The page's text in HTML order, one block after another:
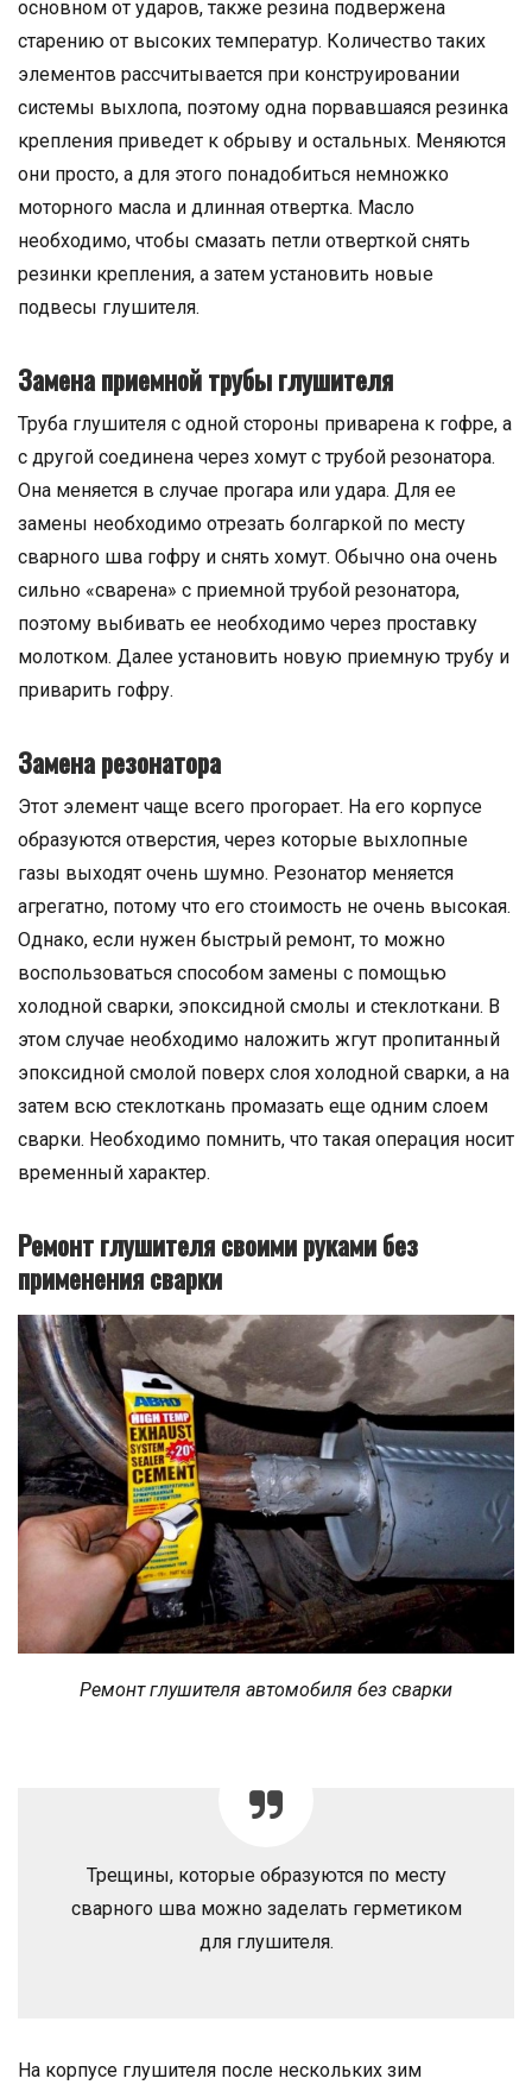
основном от ударов, также резина подвержена
старению от высоких температур. Количество таких
элементов рассчитывается при конструировании
системы выхлопа, поэтому одна порвавшаяся резинка
крепления приведет к обрыву и остальных. Меняются
они просто, а для этого понадобиться немножко
моторного масла и длинная отвертка. Масло
необходимо, чтобы смазать петли отверткой снять
резинки крепления, а затем установить новые
подвесы глушителя.
Замена приемной трубы глушителя
Труба глушителя с одной стороны приварена к гофре, а
с другой соединена через хомут с трубой резонатора.
Она меняется в случае прогара или удара. Для ее
замены необходимо отрезать болгаркой по месту
сварного шва гофру и снять хомут. Обычно она очень
сильно «сварена» с приемной трубой резонатора,
поэтому выбивать ее необходимо через проставку
молотком. Далее установить новую приемную трубу и
приварить гофру.
Замена резонатора
Этот элемент чаще всего прогорает. На его корпусе
образуются отверстия, через которые выхлопные
газы выходят очень шумно. Резонатор меняется
агрегатно, потому что его стоимость не очень высокая.
Однако, если нужен быстрый ремонт, то можно
воспользоваться способом замены с помощью
холодной сварки, эпоксидной смолы и стеклоткани. В
этом случае необходимо наложить жгут пропитанный
эпоксидной смолой поверх слоя холодной сварки, а на
затем всю стеклоткань промазать еще одним слоем
сварки. Необходимо помнить, что такая операция носит
временный характер.
Ремонт глушителя своими руками без
применения сварки
Ремонт глушителя автомобиля без сварки
Трещины, которые образуются по месту
сварного шва можно заделать герметиком
для глушителя.
На корпусе глушителя после нескольких зим